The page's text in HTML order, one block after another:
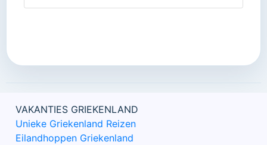
VAKANTIES GRIEKENLAND
Unieke Griekenland Reizen
Eilandhoppen Griekenland